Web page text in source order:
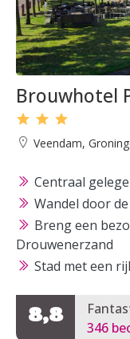
Brouwhotel
Veendam,
Centraal
Wandel door
Breng een
Drouwenerzand
Stad met een
8,8
346